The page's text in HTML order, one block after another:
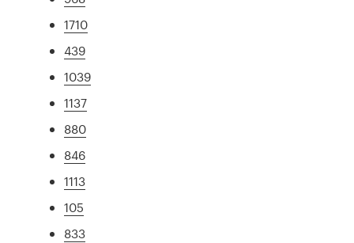
1710
439
1039
1137
880
846
1113
105
833